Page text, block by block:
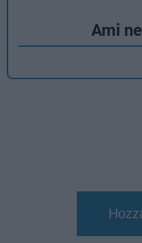
Ami